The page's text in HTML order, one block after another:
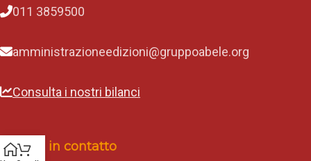
011 3859500
amministrazioneedizioni@gruppoabele.org
Consulta i nostri bilanci
Rimani in contatto